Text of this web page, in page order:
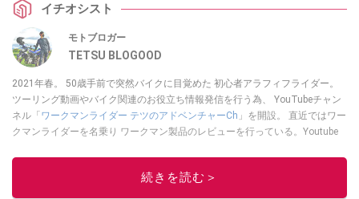
のレビューもまとめたので、冬のバイクウェア選びの参考にしてください
イチオシスト
モトブロガー
TETSU BLOGOOD
2021年春。 50歳手前で突然バイクに目覚めた 初心者アラフィフライダー。
ツーリング動画やバイク関連のお役立ち情報発信を行う為、 YouTubeチャン
ネル「 ワークマンライダー テツのアドベンチャーCh 」を開設。 直近ではワー
クマンライダーを名乗り ワークマン製品のレビューを行っている。Youtube
このイチオシストの他の記事を読む
続きを読む＞